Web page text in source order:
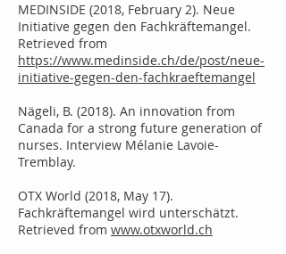
MEDINSIDE (2018, February 2). Neue
Initiative gegen den Fachkräftemangel.
Retrieved from
https://www.medinside.ch/de/post/neue-
initiative-gegen-den-fachkraeftemangel
Nägeli, B. (2018). An innovation from
Canada for a strong future generation of
nurses. Interview Mélanie Lavoie-
Tremblay.
OTX World (2018, May 17).
Fachkräftemangel wird unterschätzt.
Retrieved from www.otxworld.ch